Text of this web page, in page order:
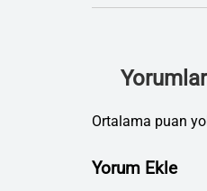
Ortalama puan
Yorum Ekle